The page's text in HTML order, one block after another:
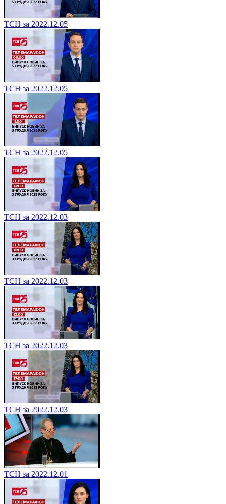
ТСН за 2022.12.05
ТСН за 2022.12.05
ТСН за 2022.12.05
ТСН за 2022.12.03
ТСН за 2022.12.03
ТСН за 2022.12.03
ТСН за 2022.12.03
ТСН за 2022.12.01